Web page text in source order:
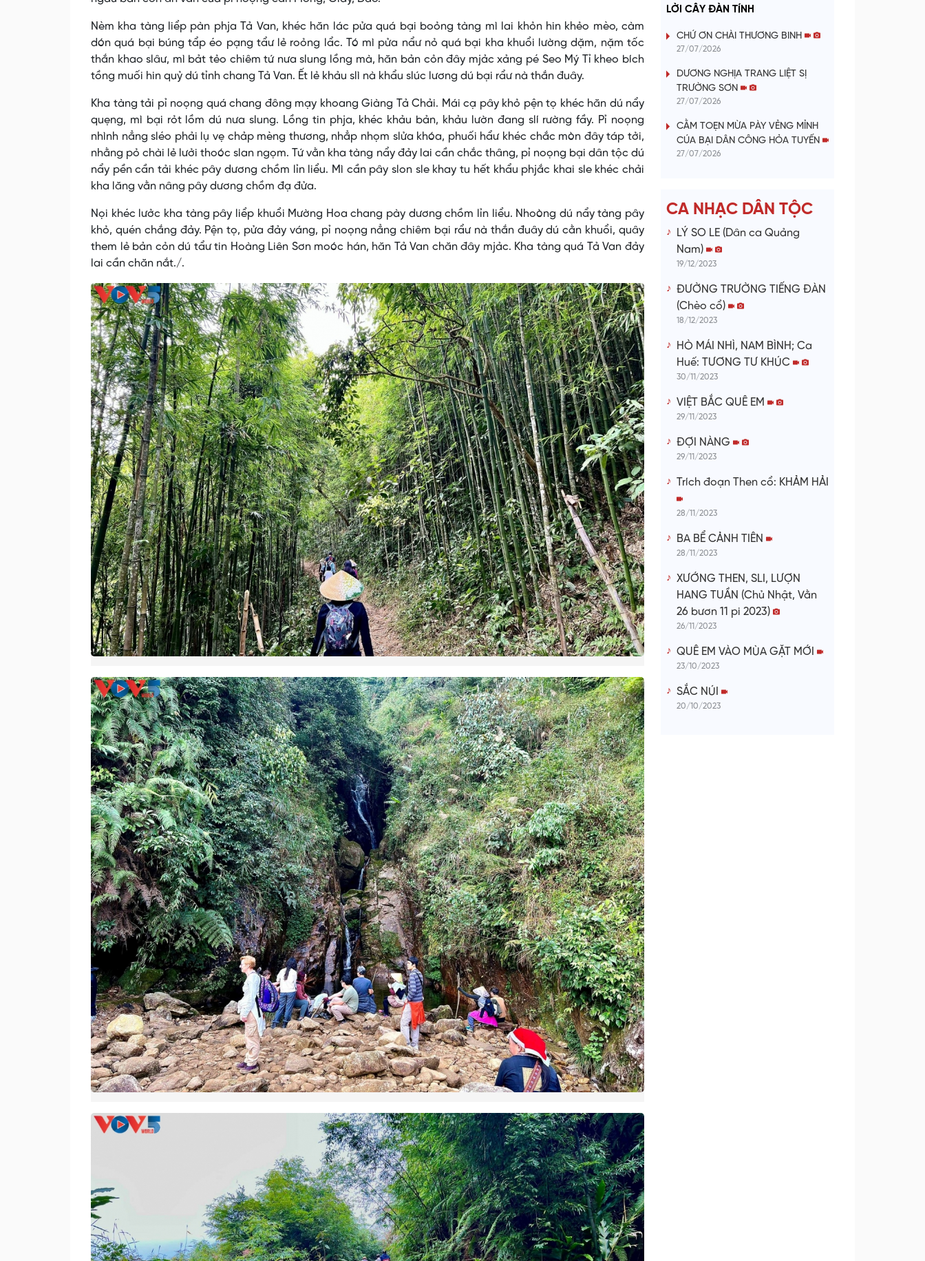
Nèm kha tàng liểp pàn phja Tả Van, khéc hăn lác pửa quá bại boỏng tàng mì lai khỏn hin khẻo mèo, càm
dón quá bại búng tẩp éo pạng tẩư lẻ roỏng lẩc. Tó mì pửa nẩư nỏ quá bại kha khuổi lường dặm, nặm tốc
thắn khao slâư, mì bảt tẻo chiêm tứ nưa slung lồng mà, hăn bản cỏn đây mjảc xảng pé Seo Mý Tỉ kheo bích
tồng muối hin quỷ dú tỉnh chang Tả Van. Ết lẻ khảu slì nà khẩu slúc lương dú bại rẩư nà thắn đuây.
Kha tàng tải pỉ noọng quá chang đông mạy khoang Giàng Tả Chải. Mái cạ pây khỏ pện tọ khéc hăn dú nẩy
quẹng, mì bại rỏt lồm dú nưa slung. Lồng tin phja, khéc khảu bản, khảu lườn đang slí rường fầy. Pỉ noọng
nhình nẳng sléo phải lụ vẹ chảp mèng thương, nhẳp nhọm slửa khóa, phuối hẩư khéc chắc mòn đây táp tởi,
nhằng pỏ chài lẻ lưởi thoóc slan ngọm. Tứ vằn kha tàng nẩy đảy lai cần chắc thâng, pỉ noọng bại dân tộc dú
nẩy pền cần tải khéc pây dương chồm lỉn liểu. Mì cần pây slon sle khay tu hết khẩu phjắc khai sle khéc chải
kha lăng vằn nâng pây dương chồm đạ đửa.
Nọi khéc lưởc kha tàng pây liểp khuổi Mường Hoa chang pày dương chồm lỉn liểu. Nhoòng dú nẩy tàng pây
khỏ, quén chắng đảy. Pện tọ, pửa đảy váng, pỉ noọng nẳng chiêm bại rẩư nà thắn đuây dú cằn khuổi, quây
them lẻ bản cỏn dú tẩư tin Hoàng Liên Sơn moóc hán, hăn Tả Van chăn đây mjảc. Kha tàng quá Tả Van đảy
lai cần chăn nắt./.
a
y
V
i
d
LỜI CÂY ĐÀN TÍNH
CHỨ ƠN CHÀI THƯƠNG BINH
27/07/2026
DƯƠNG NGHỊA TRANG LIỆT SỊ
TRƯỜNG SƠN
27/07/2026
CẰM TOẸN MỪA PÀY VẺNG MỈNH
CÚA BẠI DÂN CÔNG HỎA TUYẾN
27/07/2026
CA NHẠC DÂN TỘC
LÝ SO LE (Dân ca Quảng
Nam)
19/12/2023
ĐƯỜNG TRƯỜNG TIẾNG ĐÀN
(Chèo cổ)
18/12/2023
HÒ MÁI NHÌ, NAM BÌNH; Ca
Huế: TƯƠNG TƯ KHÚC
30/11/2023
VIỆT BẮC QUÊ EM
29/11/2023
ĐỢI NÀNG
29/11/2023
Trích đoạn Then cổ: KHẢM HẢI
28/11/2023
BA BỂ CẢNH TIÊN
28/11/2023
XƯỚNG THEN, SLI, LƯỢN
HANG TUẦN (Chủ Nhật, Vằn
26 bươn 11 pi 2023)
26/11/2023
QUÊ EM VÀO MÙA GẶT MỚI
23/10/2023
SẮC NÚI
20/10/2023